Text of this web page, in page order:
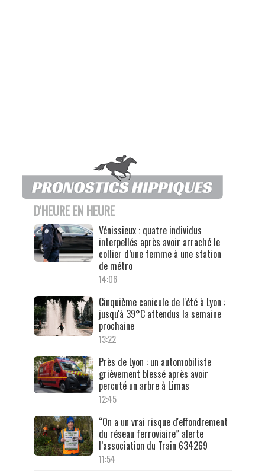
D'HEURE EN HEURE
Vénissieux : quatre individus
interpellés après avoir arraché le
collier d’une femme à une station
de métro
14:06
Cinquième canicule de l'été à Lyon :
jusqu'à 39°C attendus la semaine
prochaine
13:22
Près de Lyon : un automobiliste
grièvement blessé après avoir
percuté un arbre à Limas
12:45
“On a un vrai risque d'effondrement
du réseau ferroviaire” alerte
l’association du Train 634269
11:54